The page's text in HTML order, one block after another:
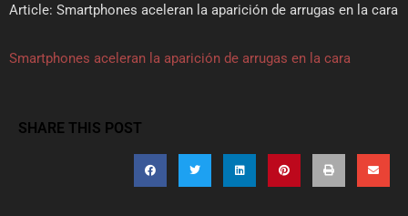
Article: Smartphones aceleran la aparición de arrugas en la cara
Smartphones aceleran la aparición de arrugas en la cara
SHARE THIS POST